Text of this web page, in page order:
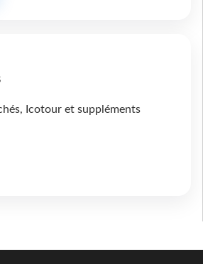
Icotour et suppléments